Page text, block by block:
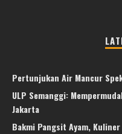
Pertunjukan Air Mancur
ULP Semanggi:
Jakarta
Bakmi Pangsit Ayam,